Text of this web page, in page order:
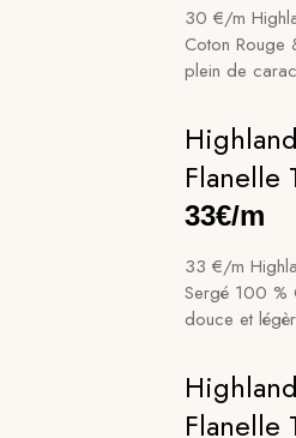
30 €/m
Coton Rouge
plein de
Flanelle
33€/m
33 €/m
Sergé 100 %
douce et
Flanelle